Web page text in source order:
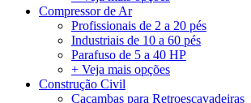
Compressor de Ar
Profissionais de 2 a 20 pés
Industriais de 10 a 60 pés
Parafuso de 5 a 40 HP
+ Veja mais opções
Construção Civil
Caçambas para Retroescavadeiras